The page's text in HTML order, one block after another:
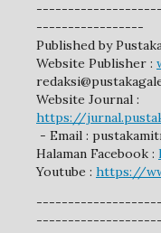
-----------------
Published by
Website Publisher :
Website Journal :
https://
- Email :
Halaman Facebook :
Youtube : https://